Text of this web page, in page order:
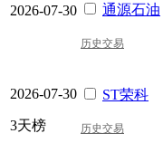
2026-07-30 通源石油
历史交易
2026-07-30
3天榜
ST荣科
历史交易